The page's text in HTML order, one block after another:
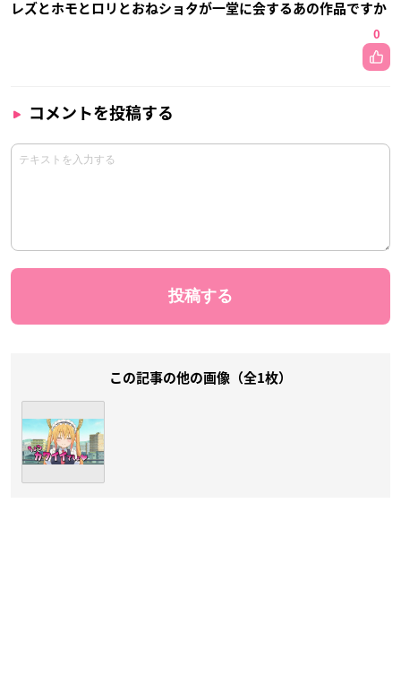
レズとホモとロリとおねショタが一堂に会するあの作品ですか
0
コメントを投稿する
この記事の他の画像（全1枚）